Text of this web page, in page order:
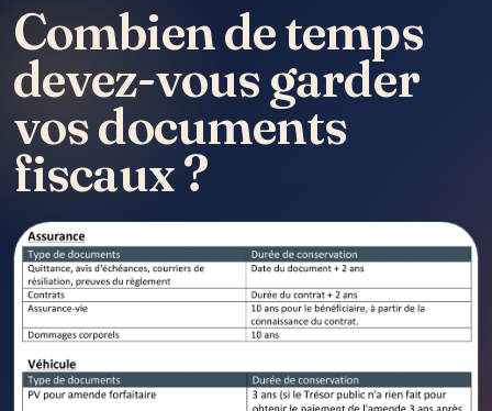
Combien de temps
devez-vous garder
vos documents
fiscaux ?